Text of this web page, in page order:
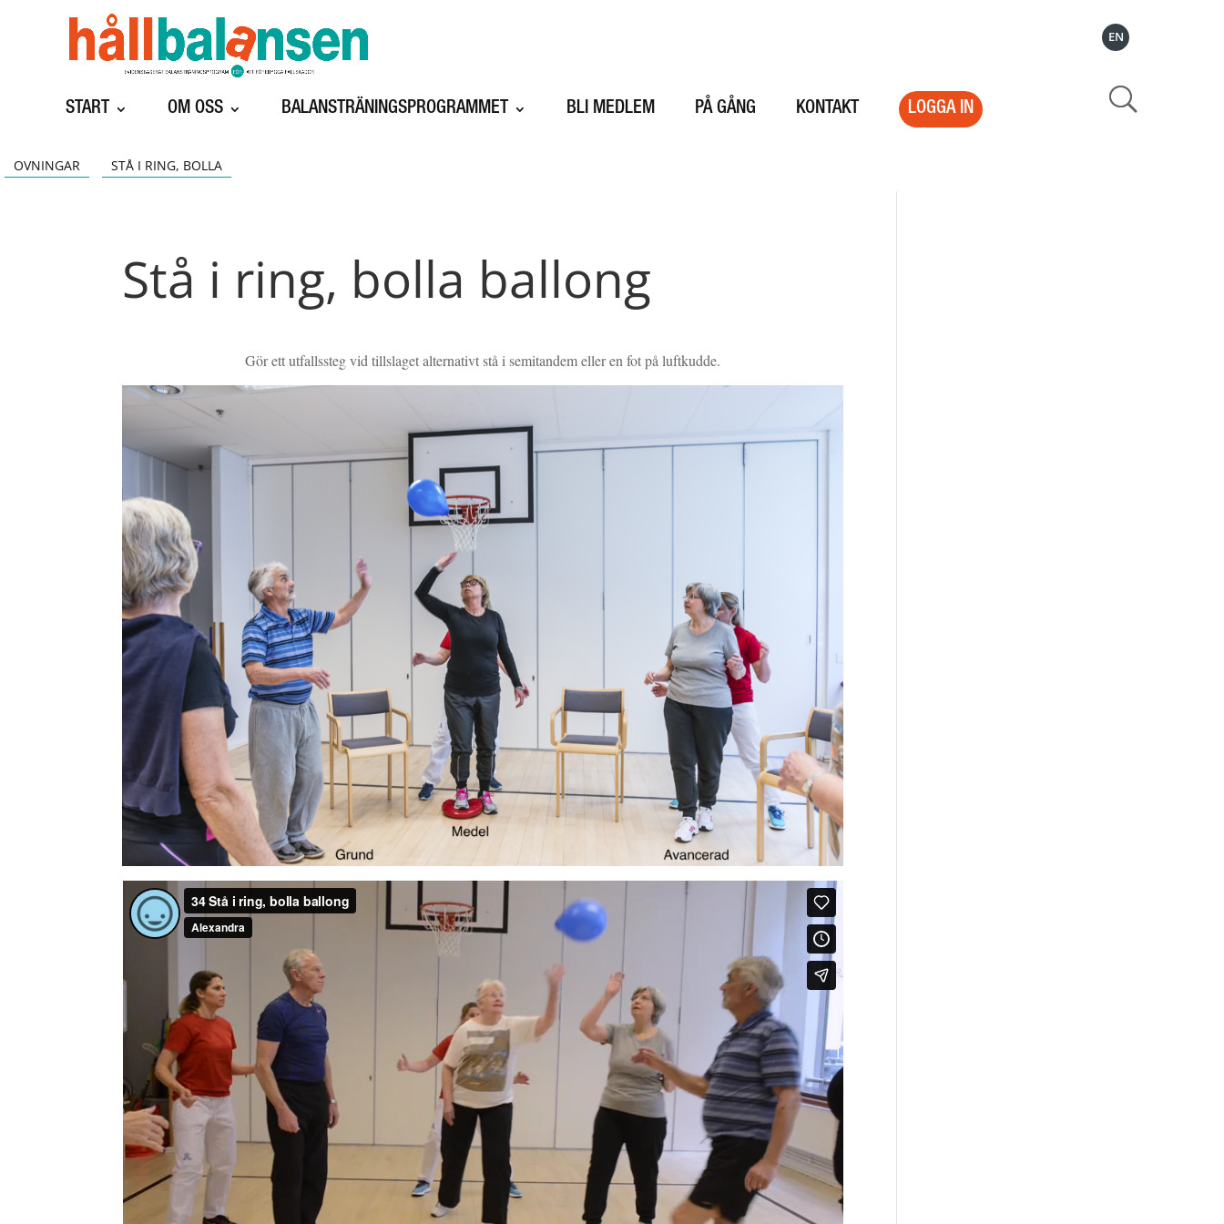
EN
START OM OSS BALANSTRÄNINGSPROGRAMMET BLI MEDLEM PÅ GÅNG KONTAKT LOGGA IN
OVNINGAR STÅ I RING, BOLLA
Stå i ring, bolla ballong
Gör ett utfallssteg vid tillslaget alternativt stå i semitandem eller en fot på luftkudde.